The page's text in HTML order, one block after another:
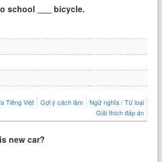
school
bicycle.
Tiếng Việt Gợi ý cách làm
Ngữ nghĩa / Từ loại
Giải thích đáp án
new car?